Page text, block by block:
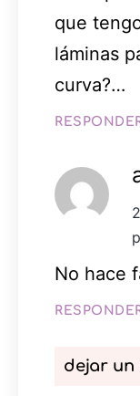
que
láminas
curva?…
No hace
dejar un